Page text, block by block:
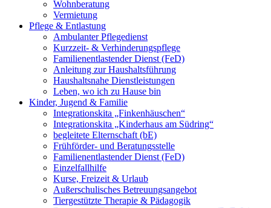
Wohnberatung
Vermietung
Pflege & Entlastung
Ambulanter Pflegedienst
Kurzzeit- & Verhinderungspflege
Familienentlastender Dienst (FeD)
Anleitung zur Haushaltsführung
Haushaltsnahe Dienstleistungen
Leben, wo ich zu Hause bin
Kinder, Jugend & Familie
Integrationskita „Finkenhäuschen“
Integrationskita „Kinderhaus am Südring“
begleitete Elternschaft (bE)
Frühförder- und Beratungsstelle
Familienentlastender Dienst (FeD)
Einzelfallhilfe
Kurse, Freizeit & Urlaub
Außerschulisches Betreuungsangebot
Tiergestützte Therapie & Pädagogik